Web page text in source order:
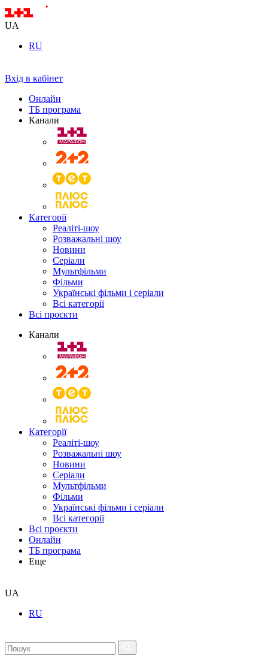
UA
RU
Вхід в кабінет
Онлайн
ТБ програма
Канали
Категорії
Реаліті-шоу
Розважальні шоу
Новини
Серіали
Мультфільми
Фільми
Українські фільми і серіали
Всі категорії
Всі проєкти
Канали
Категорії
Реаліті-шоу
Розважальні шоу
Новини
Серіали
Мультфільми
Фільми
Українські фільми і серіали
Всі категорії
Всі проєкти
Онлайн
ТБ програма
Еще
UA
RU